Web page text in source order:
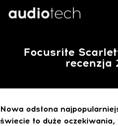
Focusrite
recenzja
Nowa odsłona
świecie to duże